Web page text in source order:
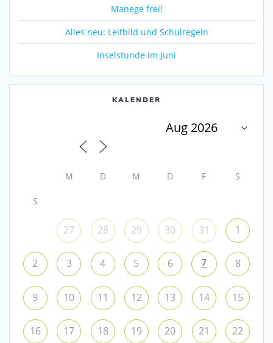
Manege frei!
Alles neu: Leitbild und Schulregeln
Inselstunde im Juni
KALENDER
M D M D F S
S
27 28 29 30 31 1
2 3 4 5 6 7 8
9 10 11 12 13 14 15
16 17 18 19 20 21 22